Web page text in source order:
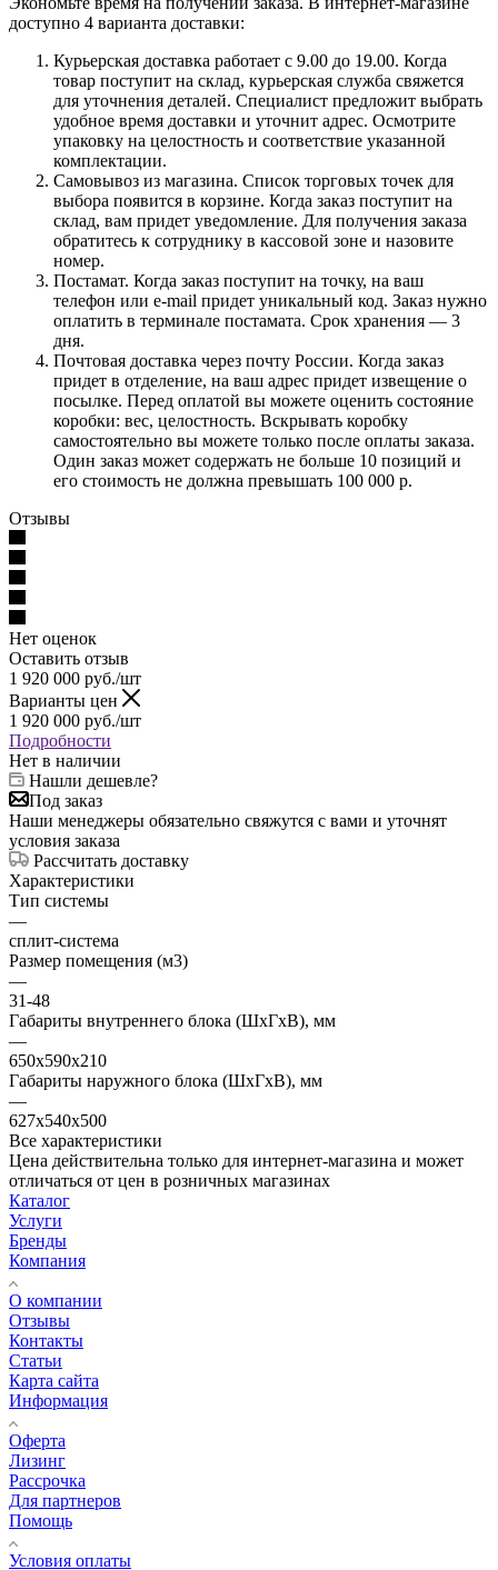
доступно 4 варианта доставки:
Курьерская доставка работает с 9.00 до 19.00. Когда
товар поступит на склад, курьерская служба свяжется
для уточнения деталей. Специалист предложит выбрать
удобное время доставки и уточнит адрес. Осмотрите
упаковку на целостность и соответствие указанной
комплектации.
Самовывоз из магазина. Список торговых точек для
выбора появится в корзине. Когда заказ поступит на
склад, вам придет уведомление. Для получения заказа
обратитесь к сотруднику в кассовой зоне и назовите
номер.
Постамат. Когда заказ поступит на точку, на ваш
телефон или e-mail придет уникальный код. Заказ нужно
оплатить в терминале постамата. Срок хранения — 3
дня.
Почтовая доставка через почту России. Когда заказ
придет в отделение, на ваш адрес придет извещение о
посылке. Перед оплатой вы можете оценить состояние
коробки: вес, целостность. Вскрывать коробку
самостоятельно вы можете только после оплаты заказа.
Один заказ может содержать не больше 10 позиций и
его стоимость не должна превышать 100 000 р.
Отзывы
Нет оценок
Оставить отзыв
1 920 000 руб./шт
Варианты цен
1 920 000 руб./шт
Подробности
Нет в наличии
Нашли дешевле?
Под заказ
Наши менеджеры обязательно свяжутся с вами и уточнят
условия заказа
Рассчитать доставку
Характеристики
Тип системы
—
сплит-система
Размер помещения (м3)
—
31-48
Габариты внутреннего блока (ШxГxВ), мм
—
650x590x210
Габариты наружного блока (ШxГxВ), мм
—
627x540x500
Все характеристики
Цена действительна только для интернет-магазина и может
отличаться от цен в розничных магазинах
Каталог
Услуги
Бренды
Компания
О компании
Отзывы
Контакты
Статьи
Карта сайта
Информация
Оферта
Лизинг
Рассрочка
Для партнеров
Помощь
Условия оплаты